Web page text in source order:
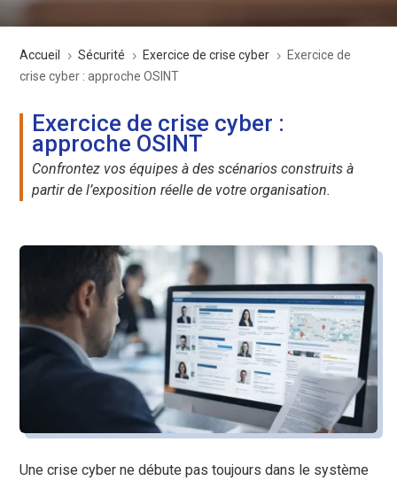
Accueil 5 Sécurité 5 Exercice de crise cyber 5
Exercice de
crise cyber : approche OSINT
Exercice de crise cyber :
approche OSINT
Confrontez vos équipes à des scénarios construits à
partir de l’exposition réelle de votre organisation.
Une crise cyber ne débute pas toujours dans le système